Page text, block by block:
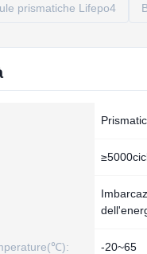
prismatiche Lifepo4
-20~65